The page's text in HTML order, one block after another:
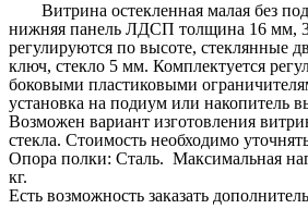
Витрина остекленная малая без
нижняя панель ЛДСП толщина 16 мм,
регулируются по высоте, стеклянные
ключ, стекло 5 мм. Комплектуется
боковыми пластиковыми
установка на подиум или накопитель
Возможен вариант изготовления
стекла. Стоимость необходимо
Опора полки: Сталь. Максимальная
кг.
Есть возможность заказать